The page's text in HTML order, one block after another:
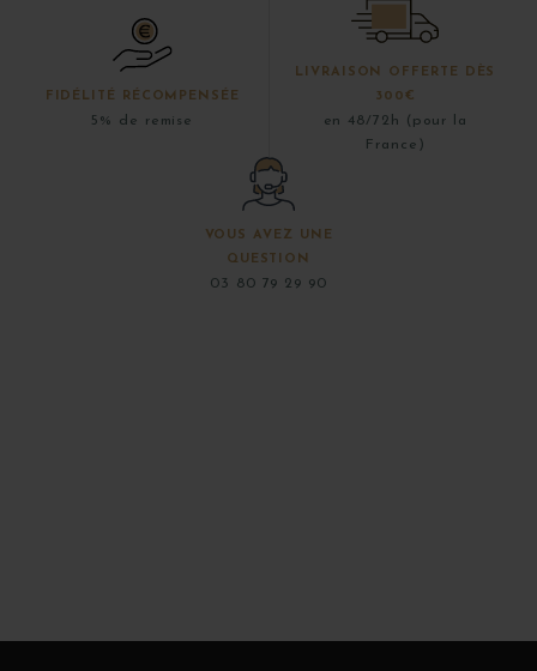
FIDÉLITÉ RÉCOMPENSÉE
5% de remise
LIVRAISON OFFERTE DÈS
300€
en 48/72h (pour la
France)
VOUS AVEZ UNE
QUESTION
03 80 79 29 90